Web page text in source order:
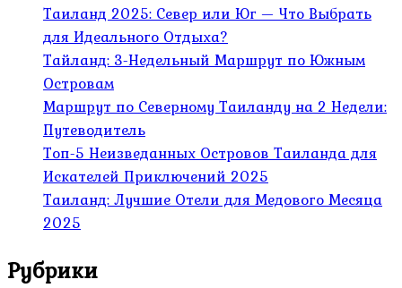
Таиланд 2025: Север или Юг — Что Выбрать
для Идеального Отдыха?
Тайланд: 3-Недельный Маршрут по Южным
Островам
Маршрут по Северному Таиланду на 2 Недели:
Путеводитель
Топ-5 Неизведанных Островов Таиланда для
Искателей Приключений 2025
Таиланд: Лучшие Отели для Медового Месяца
2025
Рубрики